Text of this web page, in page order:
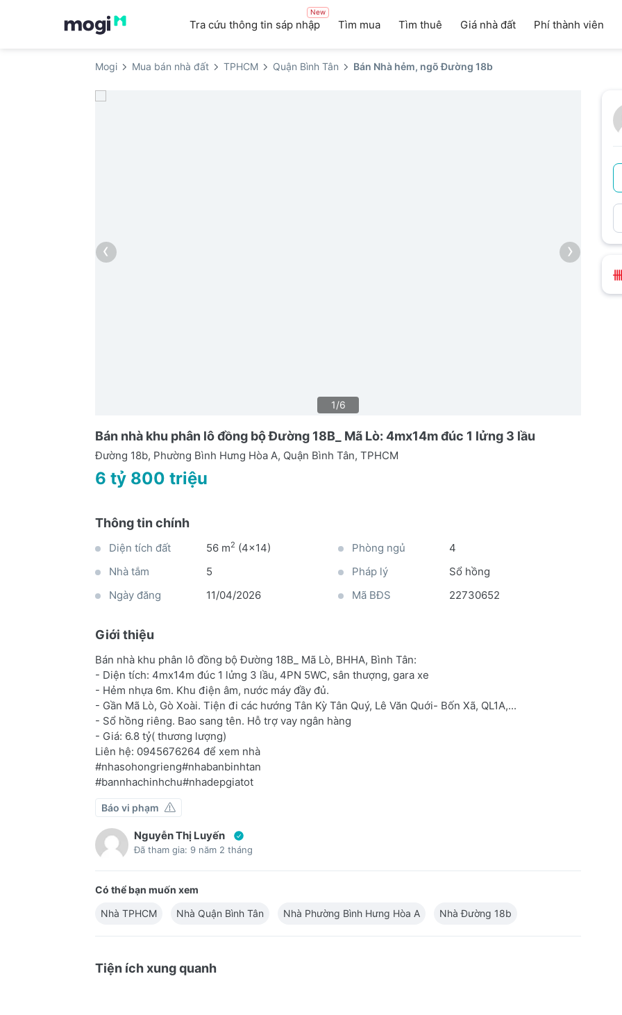
Tra cứu thông tin sáp nhập
New
Tìm mua Tìm thuê Giá nhà đất Phí thành viên
Mogi Mua bán nhà đất TPHCM Quận Bình Tân Bán Nhà hẻm, ngõ Đường 18b
‹ ›
1/6
Bán nhà khu phân lô đồng bộ Đường 18B_ Mã Lò: 4mx14m đúc 1 lửng 3 lầu
Đường 18b, Phường Bình Hưng Hòa A, Quận Bình Tân, TPHCM
6 tỷ 800 triệu
Thông tin chính
Diện tích đất 56 m2 (4x14) Phòng ngủ
4
Nhà tắm
5 Pháp lý
Sổ hồng
Ngày đăng
11/04/2026 Mã BĐS 22730652
Giới thiệu
Bán nhà khu phân lô đồng bộ Đường 18B_ Mã Lò, BHHA, Bình Tân:
- Diện tích: 4mx14m đúc 1 lửng 3 lầu, 4PN 5WC, sân thượng, gara xe
- Hẻm nhựa 6m. Khu điện âm, nước máy đầy đủ.
- Gần Mã Lò, Gò Xoài. Tiện đi các hướng Tân Kỳ Tân Quý, Lê Văn Quới- Bốn Xã, QL1A,...
- Sổ hồng riêng. Bao sang tên. Hỗ trợ vay ngân hàng
- Giá: 6.8 tỷ( thương lượng)
Liên hệ: 0945676264 để xem nhà
#nhasohongrieng#nhabanbinhtan
#bannhachinhchu#nhadepgiatot
Báo vi phạm
Nguyễn Thị Luyến
Đã tham gia: 9 năm 2 tháng
Có thể bạn muốn xem
Nhà TPHCM
Nhà Quận Bình Tân Nhà Phường Bình Hưng Hòa A Nhà Đường 18b
Tiện ích xung quanh